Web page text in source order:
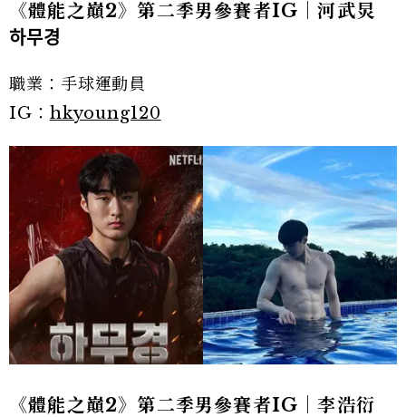
《體能之巔2》第二季男參賽者IG｜河武炅
하무경
職業：手球運動員
IG： hkyoung120
《體能之巔2》第二季男參賽者IG｜李浩衍